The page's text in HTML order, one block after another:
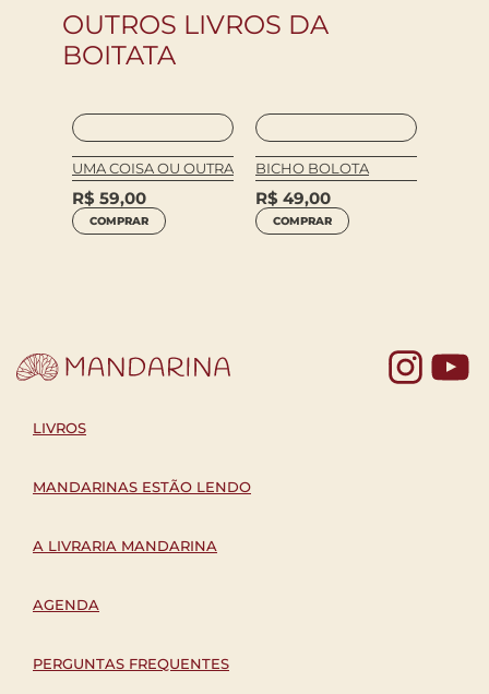
OUTROS LIVROS DA
BOITATA
UMA COISA OU OUTRA
R$ 59,00
COMPRAR
BICHO BOLOTA
R$ 49,00
COMPRAR
LIVROS
MANDARINAS ESTÃO LENDO
A LIVRARIA MANDARINA
AGENDA
PERGUNTAS FREQUENTES